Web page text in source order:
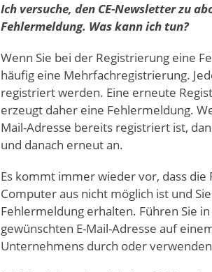
Ich versuche, den CE-Newsletter zu
Fehlermeldung. Was kann ich tun?
Wenn Sie bei der Registrierung eine
häufig eine Mehrfachregistrierung.
registriert werden. Eine erneute
erzeugt daher eine Fehlermeldung.
Mail-Adresse bereits registriert ist,
und danach erneut an.
Es kommt immer wieder vor, dass
Computer aus nicht möglich ist und
Fehlermeldung erhalten. Führen Sie
gewünschten E-Mail-Adresse auf
Unternehmens durch oder